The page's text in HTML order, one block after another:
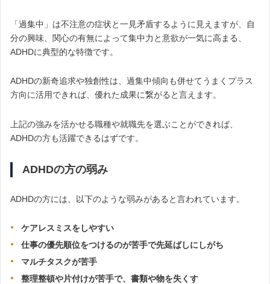
「過集中」は不注意の症状と一見矛盾するように見えますが、自
分の興味、関心の有無によって集中力と意欲が一気に高まる、
ADHDに典型的な特徴です。
ADHDの新奇追求や独創性は、過集中傾向も併せてうまくプラス
方向に活用できれば、優れた成果に繋がると言えます。
上記の強みを活かせる職種や就職先を選ぶことができれば、
ADHDの方も活躍できるはずです。
ADHDの方の弱み
ADHDの方には、以下のような弱みがあると言われています。
ケアレスミスをしやすい
仕事の優先順位をつけるのが苦手で先延ばしにしがち
マルチタスクが苦手
整理整頓や片付けが苦手で、書類や物を失くす